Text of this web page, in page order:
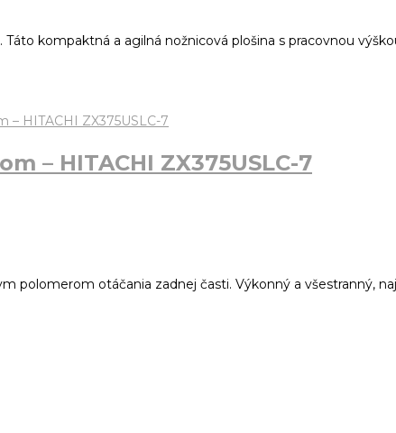
kompaktná a agilná nožnicová plošina s pracovnou
– HITACHI ZX375USLC-7
polomerom otáčania zadnej časti. Výkonný a všestranný,